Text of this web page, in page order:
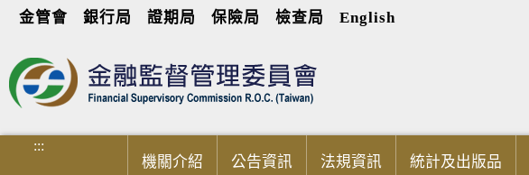
金管會 銀行局 證期局 保險局 檢查局 English
:::
機關介紹 公告資訊 法規資訊 統計及出版品